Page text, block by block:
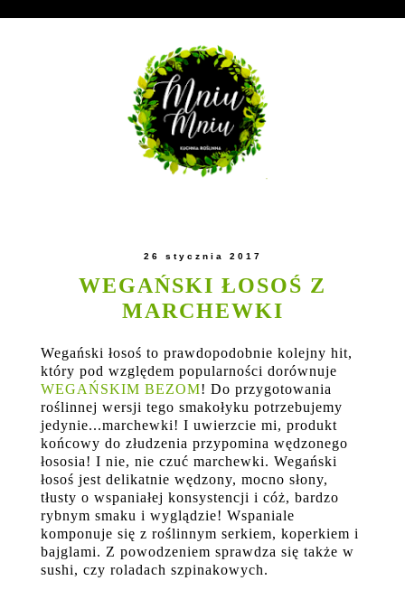
26 stycznia 2017
WEGAŃSKI ŁOSOŚ Z
MARCHEWKI
Wegański łosoś to prawdopodobnie kolejny hit,
który pod względem popularności dorównuje
WEGAŃSKIM BEZOM! Do przygotowania
roślinnej wersji tego smakołyku potrzebujemy
jedynie...marchewki! I uwierzcie mi, produkt
końcowy do złudzenia przypomina wędzonego
łososia! I nie, nie czuć marchewki. Wegański
łosoś jest delikatnie wędzony, mocno słony,
tłusty o wspaniałej konsystencji i cóż, bardzo
rybnym smaku i wyglądzie! Wspaniale
komponuje się z roślinnym serkiem, koperkiem i
bajglami. Z powodzeniem sprawdza się także w
sushi, czy roladach szpinakowych.